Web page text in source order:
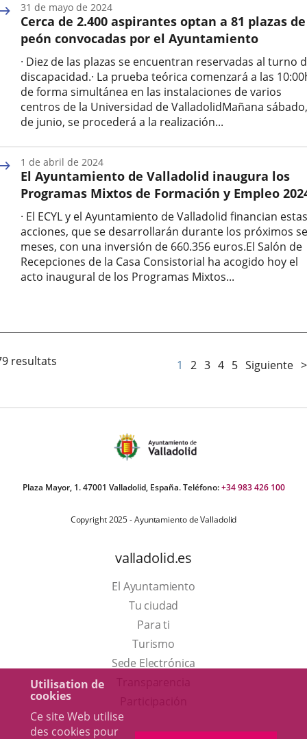
Utilisation de
cookies
Ce site Web utilise
des cookies pour
la
noticia
Cerca de 2.400 aspirantes optan a 81 plazas de
peón convocadas por el Ayuntamiento
· Diez de las plazas se encuentran reservadas al turno
discapacidad.· La prueba teórica comenzará a las
de forma simultánea en las instalaciones de varios
centros de la Universidad de ValladolidMañana
de junio, se procederá a la realización...
la
noticia
31 de mayo de 2024
El Ayuntamiento de Valladolid inaugura los
Programas Mixtos de Formación y Empleo
· El ECYL y el Ayuntamiento de Valladolid financian estas
acciones, que se desarrollarán durante los próximos
meses, con una inversión de 660.356 euros.El Salón de
Recepciones de la Casa Consistorial ha acogido hoy el
acto inaugural de los Programas Mixtos...
noticia
1 de abril de 2024
resultats 1 2 3 4 5 Siguiente
Plaza Mayor, 1. 47001 Valladolid, España. Teléfono:+34 983 426 100
Copyright 2025 - Ayuntamiento de Valladolid
valladolid.es
El Ayuntamiento
Tu ciudad
Para ti
TurismoEste
enlace
Sede Electrónica